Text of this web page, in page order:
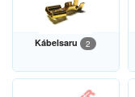
Kábelsaru 2